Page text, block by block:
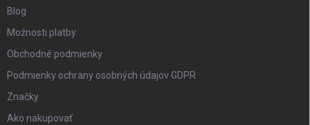
Blog
Možnosti platby
Obchodné podmienky
Podmienky ochrany osobných údajov GDPR
Značky
Ako nakupovať